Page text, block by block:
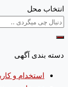
انتخاب محل
دسته بندی آگهی
استخدام و